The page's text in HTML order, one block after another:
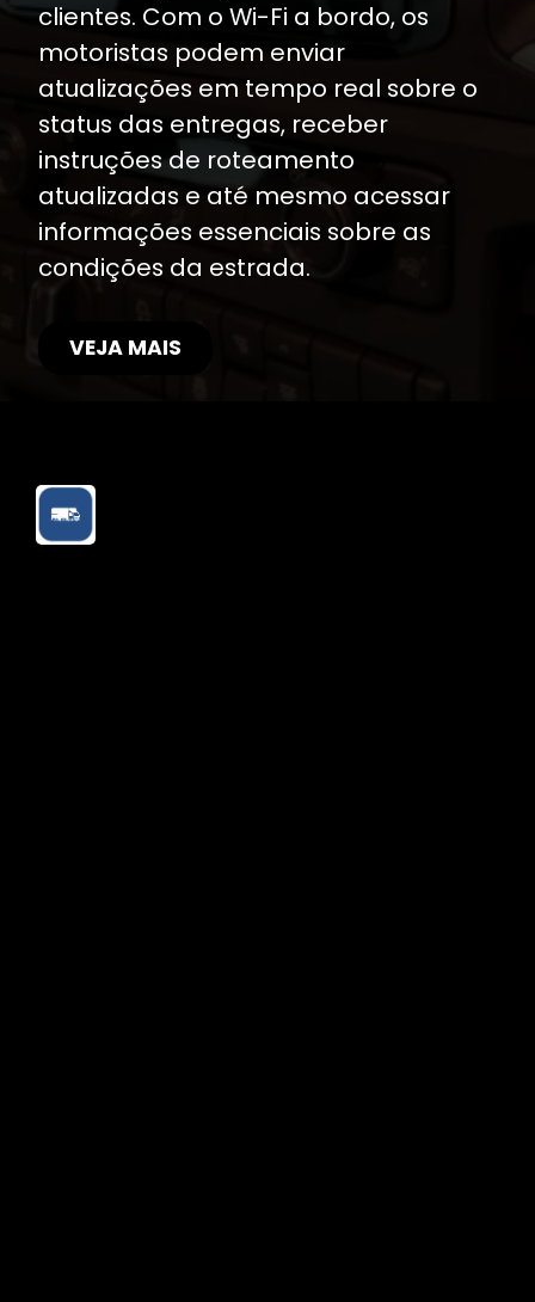
clientes. Com o Wi-Fi a bordo, os
motoristas podem enviar
atualizações em tempo real sobre o
status das entregas, receber
instruções de roteamento
atualizadas e até mesmo acessar
informações essenciais sobre as
condições da estrada.
VEJA MAIS